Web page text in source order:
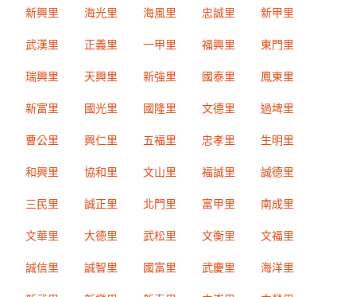
新興里 海光里 海風里 忠誠里 新甲里
武漢里 正義里 一甲里 福興里 東門里
瑞興里 天興里 新強里 國泰里 鳳東里
新富里 國光里 國隆里 文德里 過埤里
曹公里 興仁里 五福里 忠孝里 生明里
和興里 協和里 文山里 福誠里 誠德里
三民里 誠正里 北門里 富甲里 南成里
文華里 大德里 武松里 文衡里 文福里
誠信里 誠智里 國富里 武慶里 海洋里